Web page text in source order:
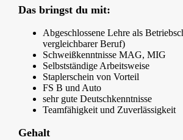
Das bringst du mit:
Abgeschlossene Lehre als
vergleichbarer Beruf)
Schweißkenntnisse MAG, MIG
Selbstständige Arbeitsweise
Staplerschein von Vorteil
FS B und Auto
sehr gute Deutschkenntnisse
Teamfähigkeit und Zuverlässigkeit
Gehalt